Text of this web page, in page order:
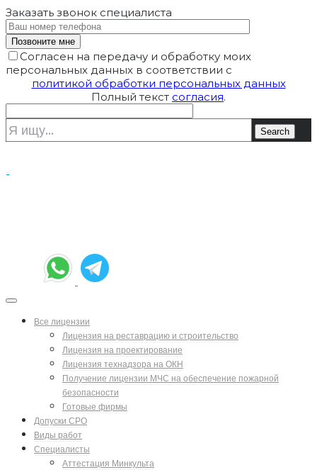
Заказать звонок специалиста
Согласен на передачу и обработку моих
персональных данных в соответствии с
политикой обработки персональных данных
Полный текст согласия.
Все лицензии
Лицензия на реставрацию и строительство
Лицензия на проектирование
Лицензия технадзора на ОКН
Получение лицензии МЧС на обеспечение пожарной
безопасности
Готовые фирмы
Допуски СРО
Виды работ
Специалисты
Аттестация Минкульта